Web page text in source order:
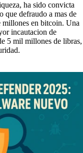
ha sido convicta
que defraudo a mas de
millones en bitcoin. Una
incautacion de
5 mil millones de libras,